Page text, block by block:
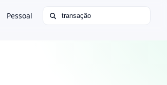
Pessoal Buscar por: